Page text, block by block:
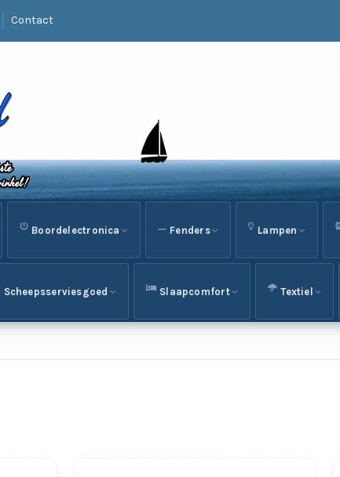
Contact
Boordelectronica Fenders Lampen
Scheepsserviesgoed Slaapcomfort Textiel